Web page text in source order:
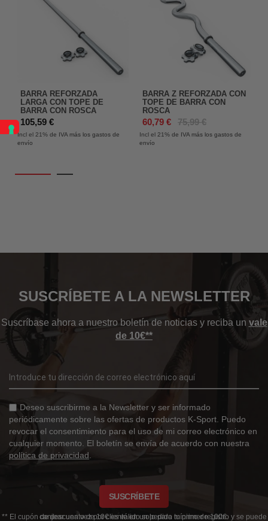
BARRA REFORZADA
LARGA CON TOPE DE
BARRA CON ROSCA
105,59 €
Incl el 21% de IVA más los gastos de
envío
BARRA Z REFORZADA CON
TOPE DE BARRA CON
ROSCA
60,79 € 75,99 €
Incl el 21% de IVA más los gastos de
envío
SUSCRÍBETE A LA NEWSLETTER
Suscríbase ahora a nuestro boletín de noticias y reciba un vale
de 10€**
Deseo suscribirme a la Newsletter y ser informado
periódicamente sobre las ofertas de productos K-Sport. Puedo
revocar el consentimiento para el uso de mi correo electrónico en
cualquier momento. El boletín se envía de acuerdo con nuestra
política de privacidad
SUSCRÍBETE
** El cupón de descuento de 10€ es válido solo para tu primer registro y se puede canjear una vez por cliente en un pedido mínimo de 100€.